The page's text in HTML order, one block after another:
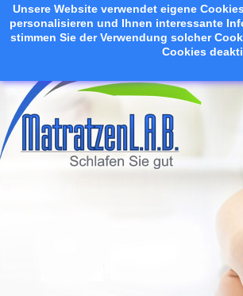
Unsere Website verwendet eigene
personalisieren und Ihnen interessante
stimmen Sie der Verwendung solcher
Cookies